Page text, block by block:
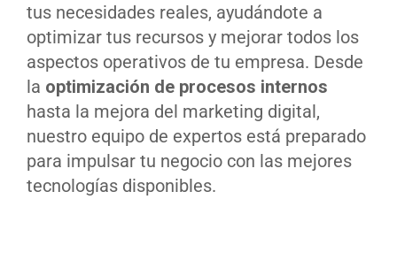
tus necesidades reales, ayudándote a
optimizar tus recursos y mejorar todos los
aspectos operativos de tu empresa. Desde
la optimización de procesos internos
hasta la mejora del marketing digital,
nuestro equipo de expertos está preparado
para impulsar tu negocio con las mejores
tecnologías disponibles.